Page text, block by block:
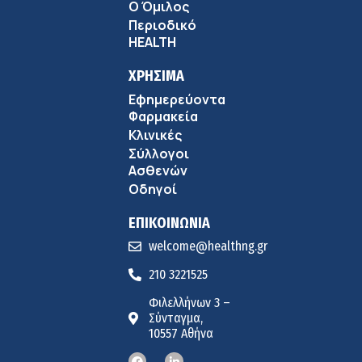
Πώς να προλάβετε και να αντιμετωπίσετε τη διάρροια
Ευμενής Καραφυλλίδης (Metropolitan General): Γιατί η
διατροφή πρέπει να καθοδηγείται από κλινικό
Ιωάννης Μπολέτης – ΩΝΑΣΕΙΟ
Ο Όμιλος
Περιοδικό
HEALTH
ΧΡΗΣΙΜΑ
Εφημερεύοντα
Φαρμακεία
Κλινικές
Σύλλογοι
Ασθενών
Οδηγοί
ΕΠΙΚΟΙΝΩΝΙΑ
welcome@healthng.gr
210 3221525
Φιλελλήνων 3 –
Σύνταγμα,
10557 Αθήνα